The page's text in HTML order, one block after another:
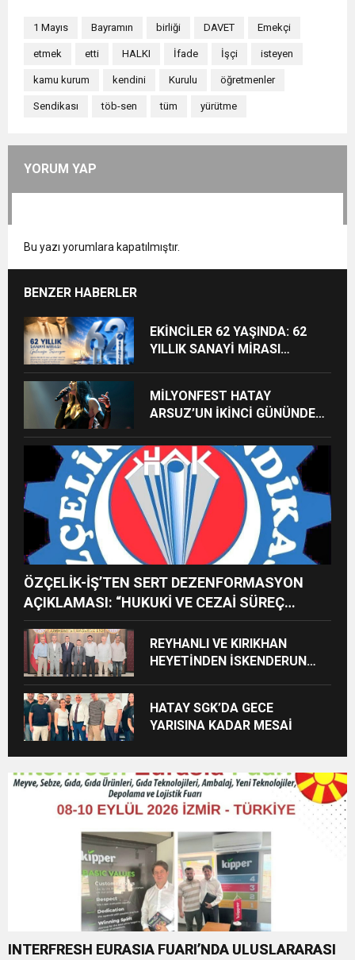
1 Mayıs Bayramın birliği DAVET Emekçi
etmek etti HALKI İfade İşçi isteyen
kamu kurum kendini Kurulu öğretmenler
Sendikası töb-sen tüm yürütme
YORUM YAP
Bu yazı yorumlara kapatılmıştır.
BENZER HABERLER
EKİNCİLER 62 YAŞINDA: 62
YILLIK SANAYİ MİRASI
MİLYONFEST HATAY
ARSUZ’UN İKİNCİ GÜNÜNDE
ALACAK
ÖZÇELİK-İŞ’TEN SERT DEZENFORMASYON
AÇIKLAMASI: “HUKUKİ VE CEZAİ SÜREÇ
BAŞLATILDI”
REYHANLI VE KIRIKHAN
HEYETİNDEN İSKENDERUN
HATAY SGK’DA GECE
YARISINA KADAR MESAİ
INTERFRESH EURASIA FUARI’NDA ULUSLARARASI